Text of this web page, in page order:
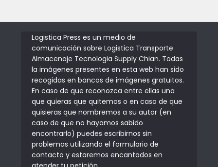
Logistica Press es un medio de
comunicación sobre Logistica Transporte
Almacenaje Tecnologia Supply Chian. Todas
la imágenes presentes en esta web han sido
recogidas en bancos de imágenes gratuitos.
En caso de que reconozca entre ellas una
que quieras que quitemos o en caso de que
quisieras que nombremos a su autor (en
caso de que no hayamos sabido
encontrarlo) puedes escribirnos sin
problemas utilizando el formulario de
contacto y estaremos encantados en